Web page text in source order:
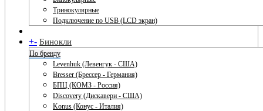
Тринокулярные
Подключение по USB (LCD экран)
+- Бинокли
По бренду
Levenhuk (Левенгук - США)
Bresser (Брессер - Германия)
БПЦ (КОМЗ - Россия)
Discovery (Дискавери - США)
Konus (Конус - Италия)